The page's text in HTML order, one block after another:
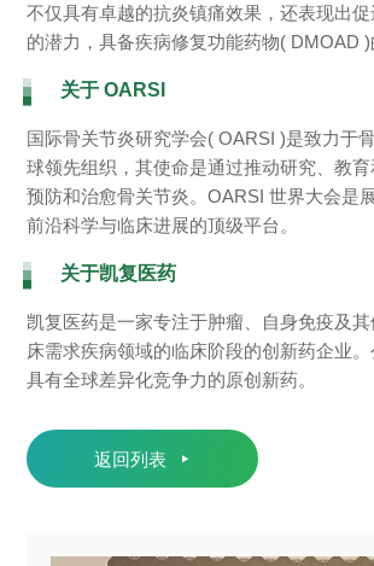
不仅具有卓越的抗炎镇痛效果，还表现出
的潜力，具备疾病修复功能药物( DMOAD )
关于 OARSI
国际骨关节炎研究学会( OARSI )是致力于
球领先组织，其使命是通过推动研究、教
预防和治愈骨关节炎。OARSI 世界大会是
前沿科学与临床进展的顶级平台。
关于凯复医药
凯复医药是一家专注于肿瘤、自身免疫及
床需求疾病领域的临床阶段的创新药企业
具有全球差异化竞争力的原创新药。
返回列表